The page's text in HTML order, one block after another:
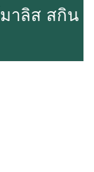
าลิส สกิน